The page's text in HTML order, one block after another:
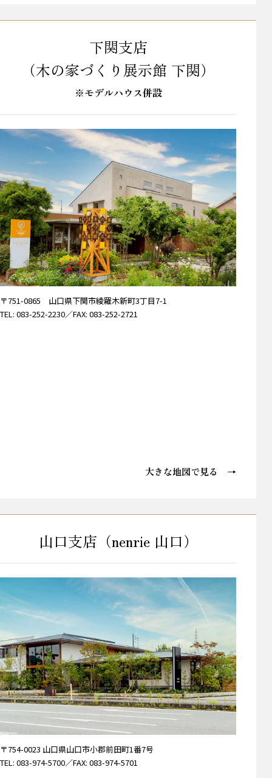
下関支店
（木の家づくり展示館 下関）
※モデルハウス併設
〒751-0865 山口県下関市綾羅木新町3丁目7-1
TEL: 083-252-2230／FAX: 083-252-2721
大きな地図で見る →
山口支店（nenrie 山口）
〒754-0023 山口県山口市小郡前田町1番7号
TEL: 083-974-5700／FAX: 083-974-5701